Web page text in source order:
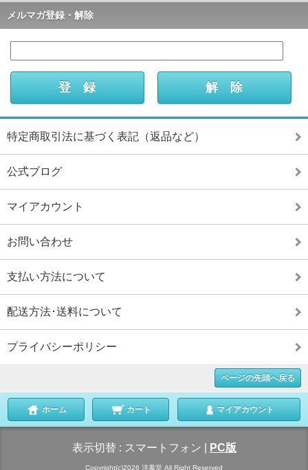
メルマガ登録・解除
特定商取引法に基づく表記（返品など）
公式ブログ
マイアカウント
お問い合わせ
支払い方法について
配送方法･送料について
プライバシーポリシー
ページの先頭へ戻る
ホーム カート マイアカウント
表示切替 : スマートフォン PC版
Copyright(c)2026 洋書堂 All Right Reserved